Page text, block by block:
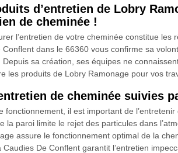
d’entretien de Lobry
de cheminée !
l’entretien de votre cheminée constitue
dans le 66360 vous confirme sa
sa création, ses équipes ne
les produits de Lobry Ramonage pour vos
de cheminée suivies
fonctionnement, il est important de
paroi limite le rejet des particules dans
assure le fonctionnement optimal de la
De Conflent garantit l’entretien